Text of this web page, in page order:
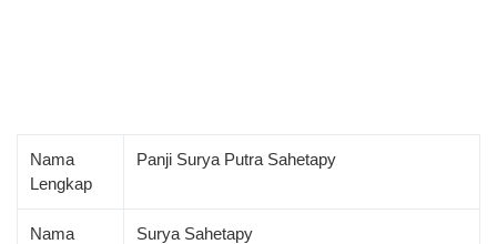
Nama
Lengkap
Panji Surya Putra Sahetapy
Nama
Surya Sahetapy